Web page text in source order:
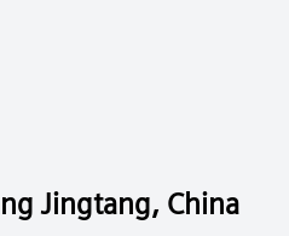
Jingtang, China